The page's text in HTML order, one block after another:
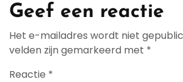
Geef een reactie
Het e-mailadres wordt niet
velden zijn gemarkeerd met *
Reactie *